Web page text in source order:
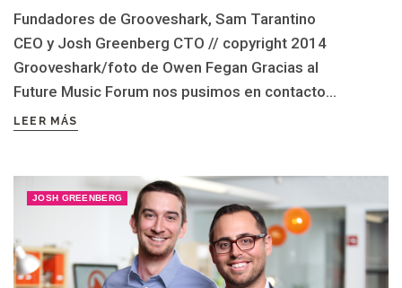
Fundadores de Grooveshark, Sam Tarantino
CEO y Josh Greenberg CTO // copyright 2014
Grooveshark/foto de Owen Fegan Gracias al
Future Music Forum nos pusimos en contacto...
LEER MÁS
JOSH GREENBERG